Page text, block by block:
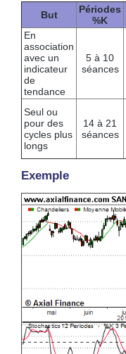
But
Périodes
%K
En
association
avec un
indicateur
de
tendance
5 à 10
séances
Seul ou
pour des
cycles plus
longs
14 à 21
séances
Exemple